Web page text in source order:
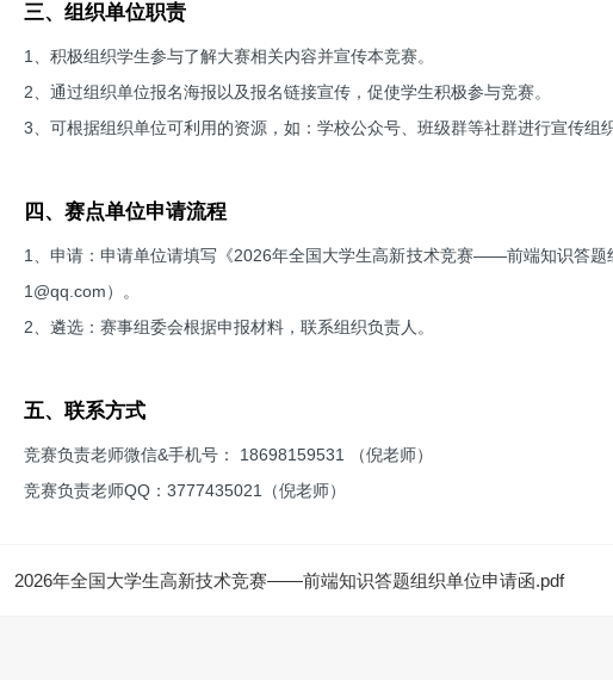
三、组织单位职责
1、积极组织学生参与了解大赛相关内容并宣传本竞赛。
2、通过组织单位报名海报以及报名链接宣传，促使学生积极参与竞赛。
3、可根据组织单位可利用的资源，如：学校公众号、班级群等社群进行宣传组织
四、赛点单位申请流程
1、申请：申请单位请填写《2026年全国大学生高新技术竞赛——前端知识答
1@qq.com）。
2、遴选：赛事组委会根据申报材料，联系组织负责人。
五、联系方式
竞赛负责老师微信&手机号： 18698159531 （倪老师）
竞赛负责老师QQ：3777435021（倪老师）
2026年全国大学生高新技术竞赛——前端知识答题组织单位申请函.pdf